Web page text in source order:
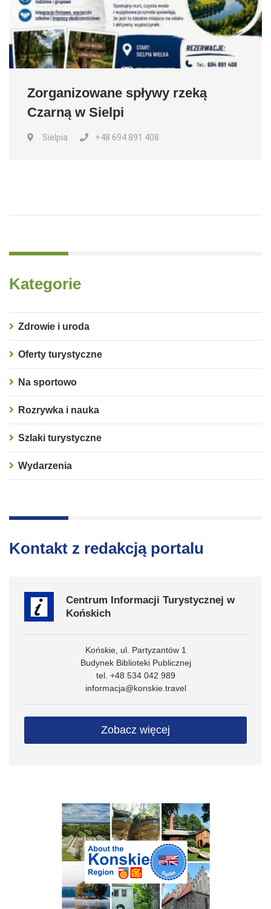
Zorganizowane spływy rzeką
Czarną w Sielpi
Sielpia +48 694 891 408
Kategorie
Zdrowie i uroda
Oferty turystyczne
Na sportowo
Rozrywka i nauka
Szlaki turystyczne
Wydarzenia
Kontakt z redakcją portalu
Centrum Informacji Turystycznej w
Końskich
Końskie, ul. Partyzantów 1
Budynek Biblioteki Publicznej
tel. +48 534 042 989
informacja@konskie.travel
Zobacz więcej